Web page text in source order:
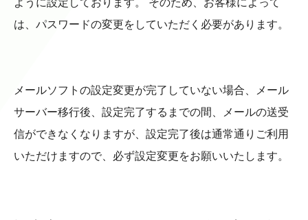
ように設定しております。 そのため、お客様によって
は、パスワードの変更をしていただく必要があります。
メールソフトの設定変更が完了していない場合、メール
サーバー移行後、設定完了するまでの間、メールの送受
信ができなくなりますが、設定完了後は通常通りご利用
いただけますので、必ず設定変更をお願いいたします。